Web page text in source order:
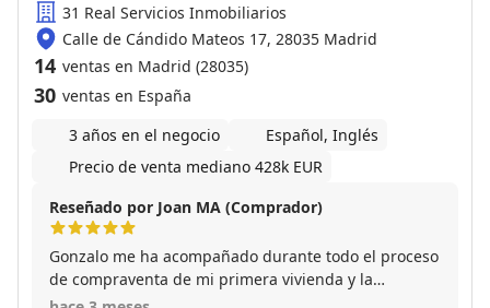
31 Real Servicios Inmobiliarios
Calle de Cándido Mateos 17, 28035 Madrid
14 ventas en Madrid (28035)
30 ventas en España
3 años en el negocio
Español, Inglés
Precio de venta mediano 428k EUR
Reseñado por Joan MA (Comprador)
Gonzalo me ha acompañado durante todo el proceso
de compraventa de mi primera vivienda y la
experiencia ha sido excelente. Desde el primer